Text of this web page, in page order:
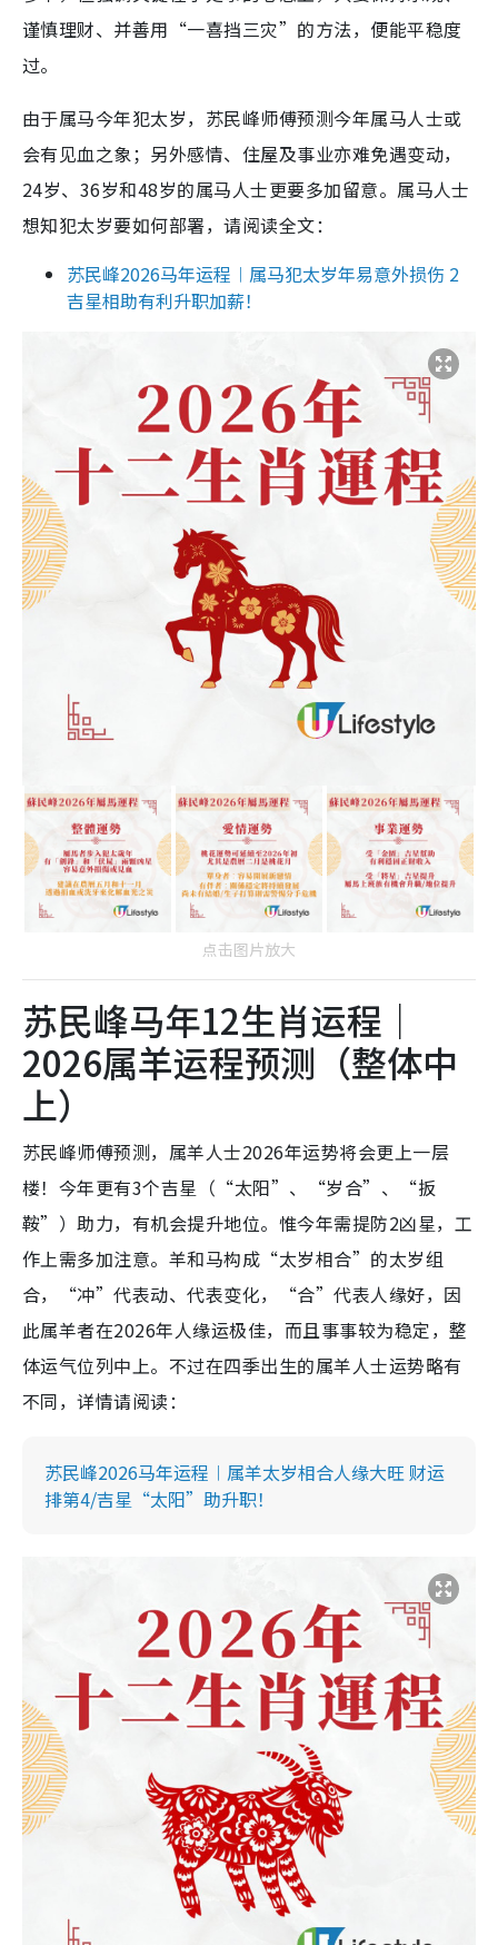
谨慎理财、并善用“一喜挡三灾”的方法，便能平稳度
过。
由于属马今年犯太岁，苏民峰师傅预测今年属马人士或
会有见血之象；另外感情、住屋及事业亦难免遇变动，
24岁、36岁和48岁的属马人士更要多加留意。属马人士
想知犯太岁要如何部署，请阅读全文：
苏民峰2026马年运程︱属马犯太岁年易意外损伤 2
吉星相助有利升职加薪！
点击图片放大
苏民峰马年12生肖运程｜
2026属羊运程预测（整体中
上）
苏民峰师傅预测，属羊人士2026年运势将会更上一层
楼！今年更有3个吉星（“太阳”、“岁合”、“扳
鞍”）助力，有机会提升地位。惟今年需提防2凶星，工
作上需多加注意。羊和马构成“太岁相合”的太岁组
合，“冲”代表动、代表变化，“合”代表人缘好，因
此属羊者在2026年人缘运极佳，而且事事较为稳定，整
体运气位列中上。不过在四季出生的属羊人士运势略有
不同，详情请阅读：
苏民峰2026马年运程︱属羊太岁相合人缘大旺 财运
排第4/吉星“太阳”助升职！